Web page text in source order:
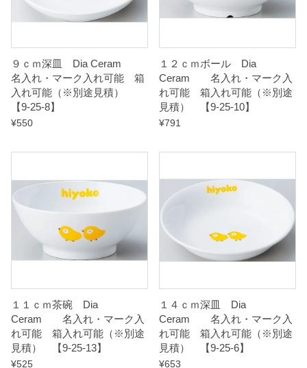
※
別
途
見
積
9
6
1
】
q
u
９ｃｍ深皿 Dia Ceram
名入れ・マーク入れ可能 箱
入れ可能（※別途見積）
【9-25-8】
¥550
１２ｃｍボール Dia
Ceram 名入れ・マーク入
れ可能 箱入れ可能（※別途
見積） 【9-25-10】
¥791
１１ｃｍ茶碗 Dia
Ceram 名入れ・マーク入
れ可能 箱入れ可能（※別途
見積） 【9-25-13】
¥525
１４ｃｍ深皿 Dia
Ceram 名入れ・マーク入
れ可能 箱入れ可能（※別途
見積） 【9-25-6】
¥653